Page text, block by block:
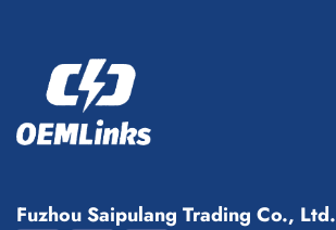
Fuzhou Saipulang Trading Co., Ltd.